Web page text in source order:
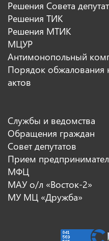
Решения Совета
Решения ТИК
Решения МТИК
МЦУР
Антимонопольный
Порядок обжалования
актов
Службы и ведомства
Обращения граждан
Совет депутатов
Прием
МФЦ
МАУ о/л «Восток-2»
МУ МЦ «Дружба»